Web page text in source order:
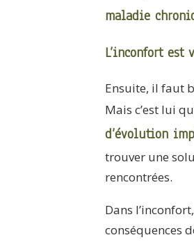
maladie
L’inconfort est
Ensuite, il faut
Mais c’est lui
d’évolution
trouver une
rencontrées.
Dans
conséquences